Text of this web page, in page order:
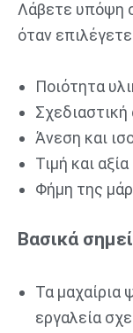
Λάβετε υπόψη
όταν
Ποιότητα
Σχεδιαστική
Άνεση και
Τιμή και αξία
Φήμη της
Βασικά
Τα μαχαίρια
εργαλεία